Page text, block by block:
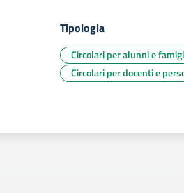
Tipologia
Circolari per alunni e
Circolari per docenti e